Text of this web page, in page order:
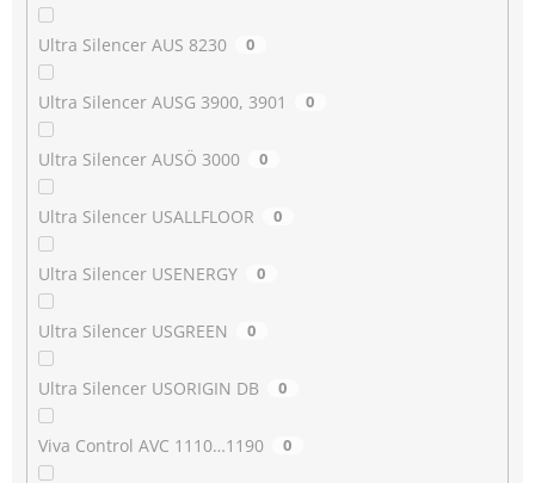
Ultra Silencer AUS 8230 0
Ultra Silencer AUSG 3900, 3901 0
Ultra Silencer AUSÖ 3000 0
Ultra Silencer USALLFLOOR 0
Ultra Silencer USENERGY 0
Ultra Silencer USGREEN 0
Ultra Silencer USORIGIN DB 0
Viva Control AVC 1110…1190 0